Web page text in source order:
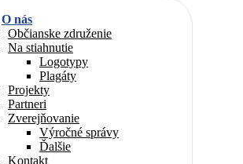
O nás
Občianske združenie
Na stiahnutie
Logotypy
Plagáty
Projekty
Partneri
Zverejňovanie
Výročné správy
Ďalšie
Kontakt